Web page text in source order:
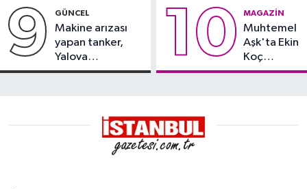
9 GÜNCEL
Makine arızası
yapan tanker,
Yalova
Demirleme
10 MAGAZIN
Muhtemel
Aşk'ta Ekin
Koç
damgası